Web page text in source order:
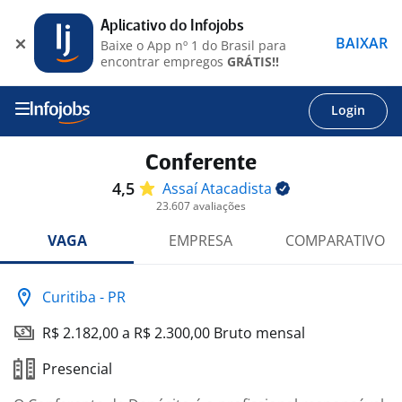
Login
Conferente
4,5 AssaíAtacadista
23.607 avaliações
VAGA EMPRESA COMPARATIVO
Curitiba - PR
R$ 2.182,00 a R$ 2.300,00 Bruto mensal
Presencial
Aplicativo do Infojobs
Baixe o App nº 1 do Brasil para
encontrar empregos GRÁTIS!!
BAIXAR